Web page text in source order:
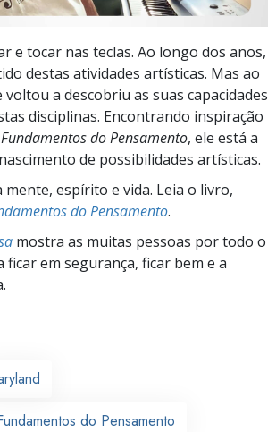
e tocar nas teclas. Ao longo dos anos,
destas atividades artísticas. Mas ao
voltou a descobriu as suas capacidades
disciplinas. Encontrando inspiração
do Pensamento, ele está a
de possibilidades artísticas.
mente, espírito e vida. Leia o livro,
do Pensamento.
mostra as muitas pessoas por todo o
ficar em segurança, ficar bem e a
do Pensamento